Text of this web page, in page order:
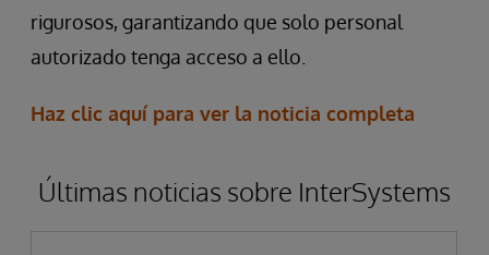
rigurosos, garantizando que solo personal
autorizado tenga acceso a ello.
Haz clic aquí para ver la noticia completa
Últimas noticias sobre InterSystems